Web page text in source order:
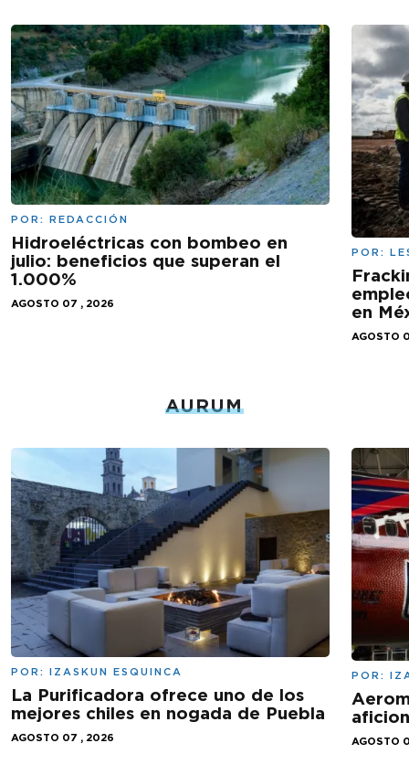
POR: REDACCIÓN
Hidroeléctricas con bombeo en
julio: beneficios que superan el
1.000%
AGOSTO 07 , 2026
POR:
en
AGOSTO
AURUM
POR: IZASKUN ESQUINCA
La Purificadora ofrece uno de los
mejores chiles en nogada de Puebla
AGOSTO 07 , 2026
POR:
AGOSTO